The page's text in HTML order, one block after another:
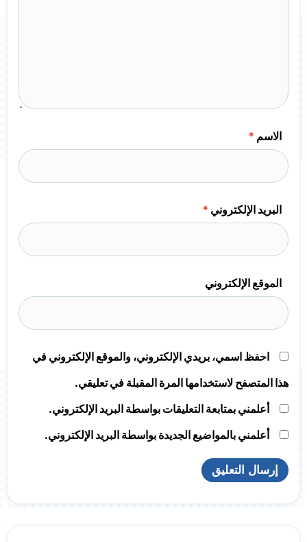
الاسم *
البريد الإلكتروني *
الموقع الإلكتروني
احفظ اسمي، بريدي الإلكتروني، والموقع الإلكتروني في
هذا المتصفح لاستخدامها المرة المقبلة في تعليقي.
أعلمني بمتابعة التعليقات بواسطة البريد الإلكتروني.
أعلمني بالمواضيع الجديدة بواسطة البريد الإلكتروني.